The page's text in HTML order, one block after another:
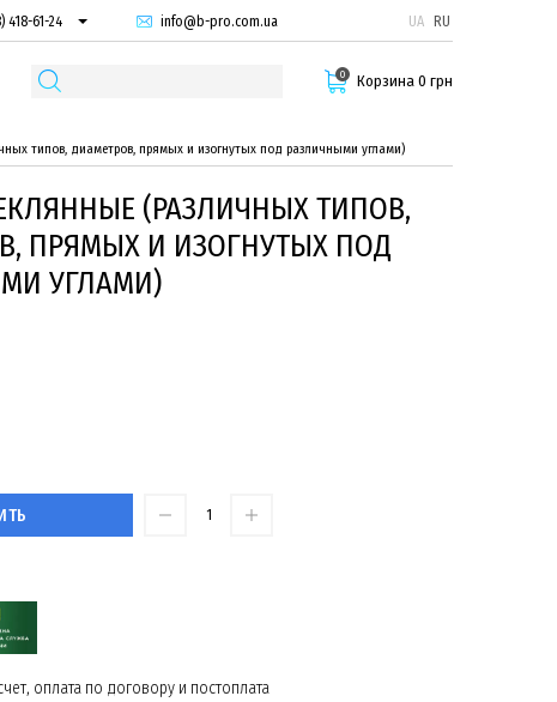
418-61-24
987-29-55
info@b-pro.com.ua UA RU
0 Корзина 0 грн
типов, диаметров, прямых и изогнутых под различными углами)
(РАЗЛИЧНЫХ ТИПОВ,
ПРЯМЫХ И ИЗОГНУТЫХ ПОД
УГЛАМИ)
оплата по договору и постоплата